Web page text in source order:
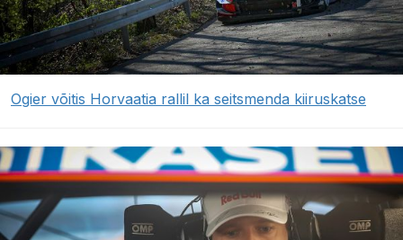
Ogier võitis Horvaatia rallil ka seitsmenda kiiruskatse